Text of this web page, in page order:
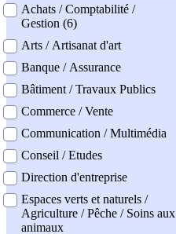
professionel
Achats / Comptabilité /
Gestion (6)
Arts / Artisanat d'art
Banque / Assurance
Bâtiment / Travaux Publics
Commerce / Vente
Communication / Multimédia
Conseil / Etudes
Direction d'entreprise
Espaces verts et naturels /
Agriculture / Pêche / Soins aux
animaux